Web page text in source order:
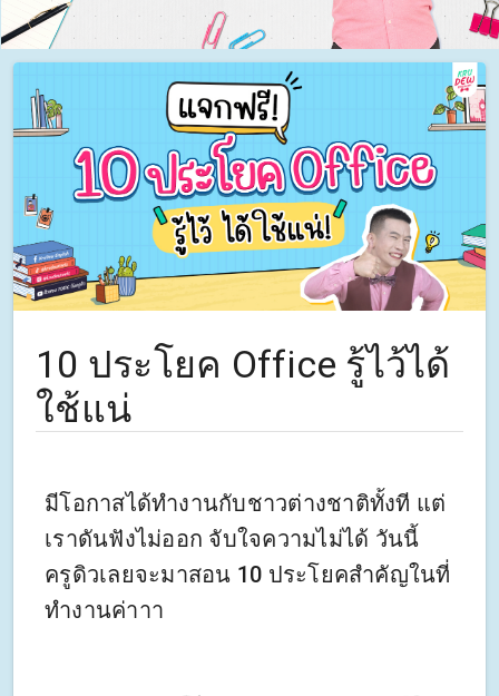
10 ประโยค Office รู้ไว้ได้
ใช้แน่
มีโอกาสได้ทำงานกับชาวต่างชาติทั้งที แต่
เราดันฟังไม่ออก จับใจความไม่ได้ วันนี้
ครูดิวเลยจะมาสอน 10 ประโยคสำคัญในที่
ทำงานค่าาา